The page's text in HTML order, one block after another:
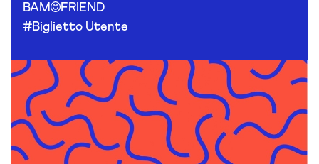
BAM
FRIEND
#Biglietto Utente